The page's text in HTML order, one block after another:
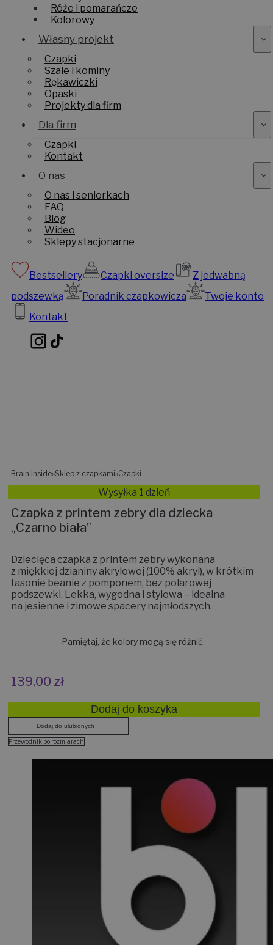
Róże i pomarańcze
Kolorowy
Własny projekt
Czapki
Szale i kominy
Rękawiczki
Opaski
Projekty dla firm
Dla firm
Czapki
Kontakt
O nas
O nas i seniorkach
FAQ
Blog
Wideo
Sklepy stacjonarne
Bestsellery Czapki oversize
Z jedwabną
podszewką
Poradnik czapkowicza
Twoje konto
Kontakt
Brain Inside»Sklep z czapkami»Czapki
Wysyłka 1 dzień
Czapka z printem zebry dla dziecka
„Czarno biała”
Dziecięca czapka z printem zebry wykonana
z miękkiej dzianiny akrylowej (100% akryl), w krótkim
fasonie beanie z pomponem, bez polarowej
podszewki. Lekka, wygodna i stylowa – idealna
na jesienne i zimowe spacery najmłodszych.
Pamiętaj, że kolory mogą się różnić.
139,00 zł
Dodaj do koszyka
Dodaj do ulubionych
Przewodnik po rozmiarach